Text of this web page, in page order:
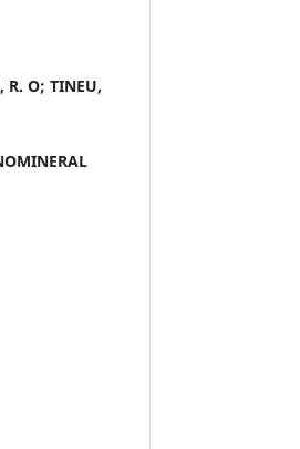
R. O; TINEU,